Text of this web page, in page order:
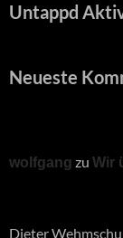
Untappd
Neueste
wolfgang zu Wir
Dieter